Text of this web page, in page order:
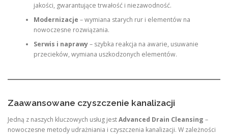
jakości, gwarantujące trwałość i niezawodność.
Modernizacje – wymiana starych rur i elementów na
nowoczesne rozwiązania.
Serwis i naprawy– szybka reakcja na awarie, usuwanie
przecieków, wymiana uszkodzonych elementów.
Zaawansowane czyszczenie kanalizacji
Jedną z naszych kluczowych usług jestAdvanced Drain Cleansing –
nowoczesne metody udrażniania i czyszczenia kanalizacji. W zależności